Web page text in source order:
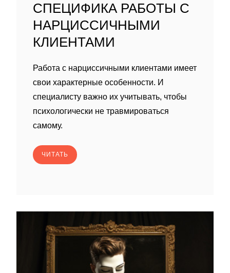
СПЕЦИФИКА РАБОТЫ С
НАРЦИССИЧНЫМИ
КЛИЕНТАМИ
Работа с нарциссичными клиентами имеет
свои характерные особенности. И
специалисту важно их учитывать, чтобы
психологически не травмироваться
самому.
ЧИТАТЬ